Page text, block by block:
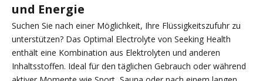
und Energie
Suchen Sie nach einer Möglichkeit, Ihre Flüssigkeitszufuhr zu
unterstützen? Das Optimal Electrolyte von Seeking Health
enthält eine Kombination aus Elektrolyten und anderen
Inhaltsstoffen. Ideal für den täglichen Gebrauch oder während